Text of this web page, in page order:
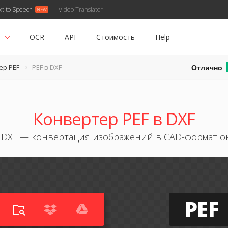
to Speech Video Translator
OCR API Стоимость Help
PEF PEF в DXF Отлично
Конвертер PEF в DXF
DXF — конвертация изображений в CAD-формат
PEF